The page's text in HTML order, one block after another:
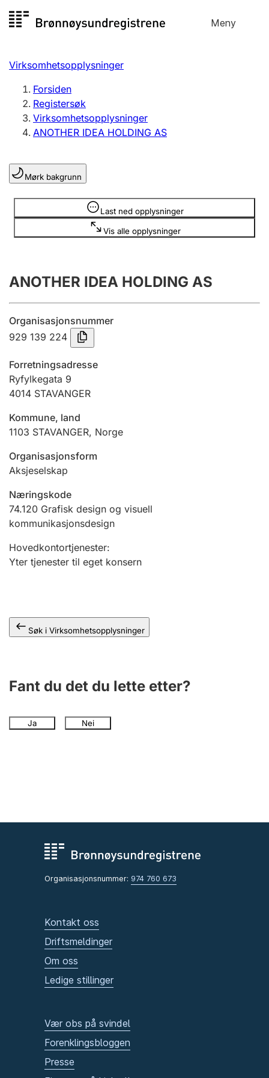
til
Meny
Registersøk
Aksjeselskap
Enkeltpersonforetak
Registrere, endre, slette
Lag og forening
Registrere, endre, slette
Årsregnskap
Innsending og forsinkelsesgebyr
Tinglysing
Jeger
Ektepaktveileder
Offentlig sektor
Andre tema
Virksomhetsopplysninger
Forsiden
Registersøk
Virksomhetsopplysninger
ANOTHER IDEA HOLDING AS
Mørk bakgrunn
Last ned opplysninger
Vis alle opplysninger
Opplysninger er skjult
ANOTHER IDEA HOLDING AS
Organisasjonsnummer
929 139 224
Forretningsadresse
Ryfylkegata 9
4014 STAVANGER
Kommune, land
1103 STAVANGER, Norge
Organisasjonsform
Aksjeselskap
Næringskode
74.120 Grafisk design og visuell
kommunikasjonsdesign
Hovedkontortjenester:
Yter tjenester til eget konsern
Søk i Virksomhetsopplysninger
Fant du det du lette etter?
Ja Nei
Organisasjonsnummer: 974 760 673
Kontakt oss
Driftsmeldinger
Om oss
Ledige stillinger
Vær obs på svindel
Forenklingsbloggen
Presse